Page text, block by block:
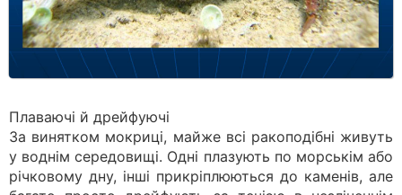
Плаваючі й дрейфуючі
За винятком мокриці, майже всі ракоподібні живуть
у воднім середовищі. Одні плазують по морськім або
річковому дну, інші прикріплюються до каменів, але